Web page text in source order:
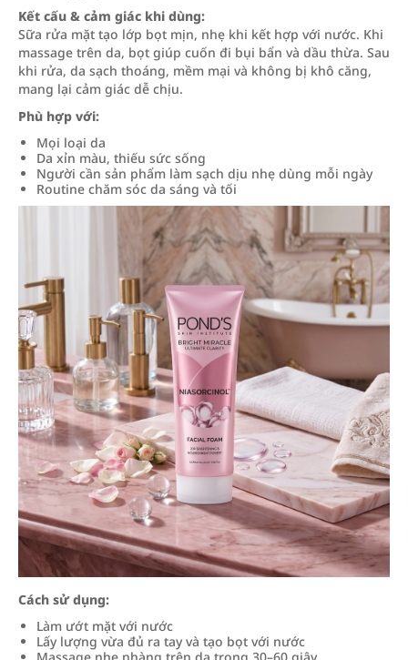
Kết cấu & cảm giác khi dùng:
Sữa rửa mặt tạo lớp bọt mịn, nhẹ khi kết hợp với nước. Khi
massage trên da, bọt giúp cuốn đi bụi bẩn và dầu thừa. Sau
khi rửa, da sạch thoáng, mềm mại và không bị khô căng,
mang lại cảm giác dễ chịu.
Phù hợp với:
Mọi loại da
Da xỉn màu, thiếu sức sống
Người cần sản phẩm làm sạch dịu nhẹ dùng mỗi ngày
Routine chăm sóc da sáng và tối
Cách sử dụng:
Làm ướt mặt với nước
Lấy lượng vừa đủ ra tay và tạo bọt với nước